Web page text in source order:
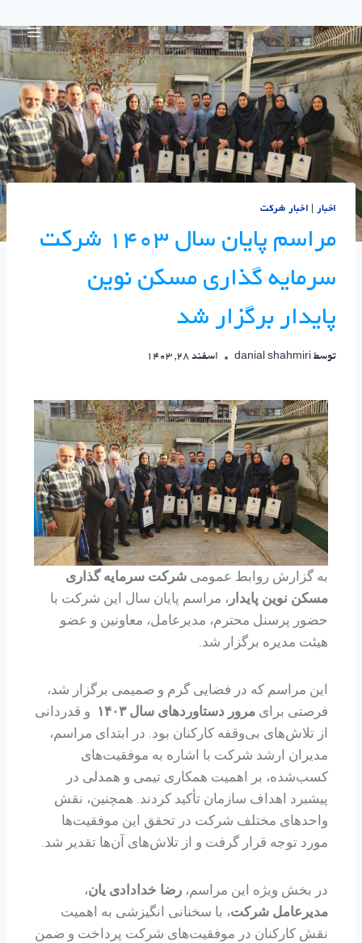
اخبار اخبار شرکت
مراسم پایان سال ۱۴۰۳ شرکت
سرمایه گذاری مسکن نوین
پایدار برگزار شد
توسط danial shahmiri اسفند 28, 1403
به گزارش روابط عمومی شرکت سرمایه گذاری
مسکن نوین پایدار ، مراسم پایان سال این شرکت با
حضور پرسنل محترم، مدیرعامل، معاونین و عضو
هیئت مدیره برگزار شد.
این مراسم که در فضایی گرم و صمیمی برگزار شد،
فرصتی برای مرور دستاوردهای سال ۱۴۰۳
و قدردانی
از تلاش‌های بی‌وقفه کارکنان بود. در ابتدای مراسم،
مدیران ارشد شرکت با اشاره به موفقیت‌های
کسب‌شده، بر اهمیت همکاری تیمی و همدلی در
پیشبرد اهداف سازمان تأکید کردند. همچنین، نقش
واحدهای مختلف شرکت در تحقق این موفقیت‌ها
مورد توجه قرار گرفت و از تلاش‌های آن‌ها تقدیر شد.
در بخش ویژه این مراسم، رضا خدادادی یان،
مدیرعامل شرکت، با سخنانی انگیزشی به اهمیت
نقش کارکنان در موفقیت‌های شرکت پرداخت و ضمن